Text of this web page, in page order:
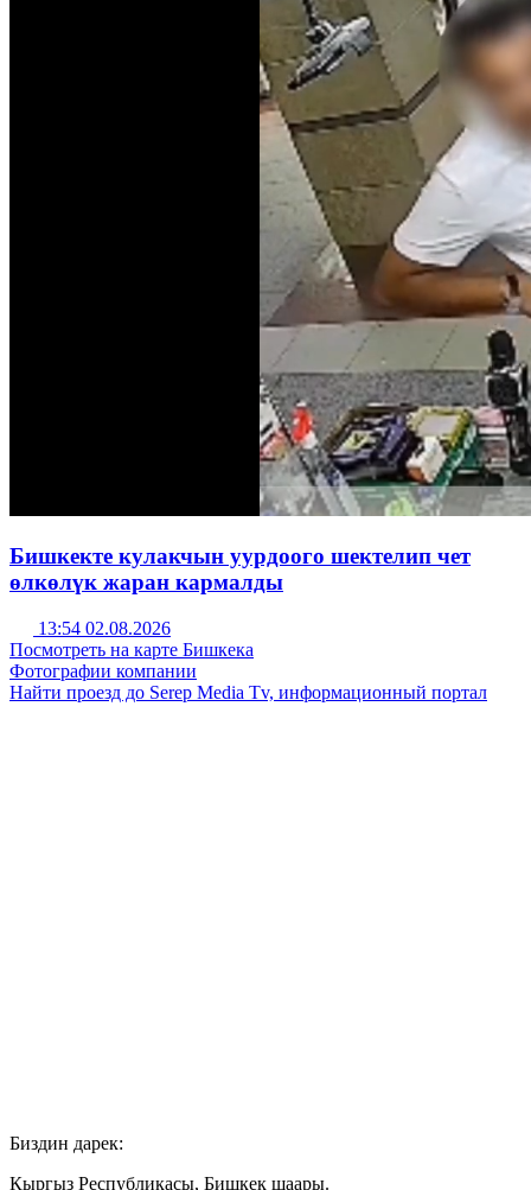
Бишкекте кулакчын уурдоого шектелип чет
өлкөлүк жаран кармалды
13:54 02.08.2026
Посмотреть на карте Бишкека
Фотографии компании
Найти проезд до Serep Media Tv, информационный портал
Биздин дарек:
Кыргыз Республикасы, Бишкек шаары.